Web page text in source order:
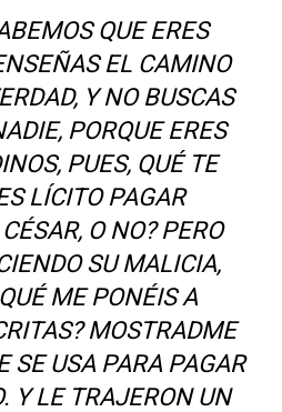
QUE ERES
EL CAMINO
Y NO BUSCAS
PORQUE ERES
PUES, QUÉ TE
LÍCITO PAGAR
O NO? PERO
SU MALICIA,
ME PONÉIS A
MOSTRADME
SE USA PARA PAGAR
Y LE TRAJERON UN